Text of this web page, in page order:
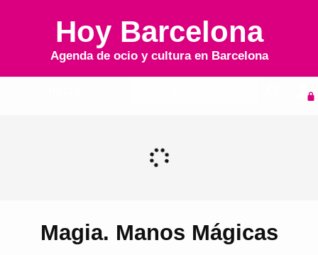
Hoy Barcelona
Agenda de ocio y cultura en Barcelona
Magia. Manos Mágicas